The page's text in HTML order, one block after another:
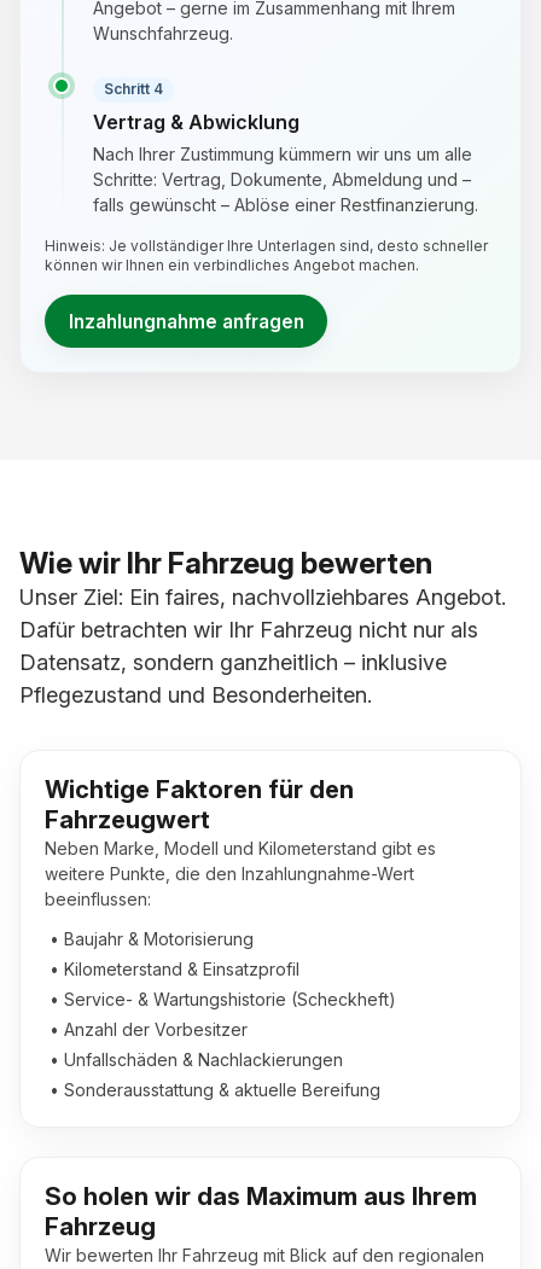
Angebot – gerne im Zusammenhang mit Ihrem
Wunschfahrzeug.
Schritt 4
Vertrag & Abwicklung
Nach Ihrer Zustimmung kümmern wir uns um alle
Schritte: Vertrag, Dokumente, Abmeldung und –
falls gewünscht – Ablöse einer Restfinanzierung.
Hinweis: Je vollständiger Ihre Unterlagen sind, desto schneller
können wir Ihnen ein verbindliches Angebot machen.
Inzahlungnahme anfragen
Wie wir Ihr Fahrzeug bewerten
Unser Ziel: Ein faires, nachvollziehbares Angebot.
Dafür betrachten wir Ihr Fahrzeug nicht nur als
Datensatz, sondern ganzheitlich – inklusive
Pflegezustand und Besonderheiten.
Wichtige Faktoren für den
Fahrzeugwert
Neben Marke, Modell und Kilometerstand gibt es
weitere Punkte, die den Inzahlungnahme-Wert
beeinflussen:
• Baujahr & Motorisierung
• Kilometerstand & Einsatzprofil
• Service- & Wartungshistorie (Scheckheft)
• Anzahl der Vorbesitzer
• Unfallschäden & Nachlackierungen
• Sonderausstattung & aktuelle Bereifung
So holen wir das Maximum aus Ihrem
Fahrzeug
Wir bewerten Ihr Fahrzeug mit Blick auf den regionalen